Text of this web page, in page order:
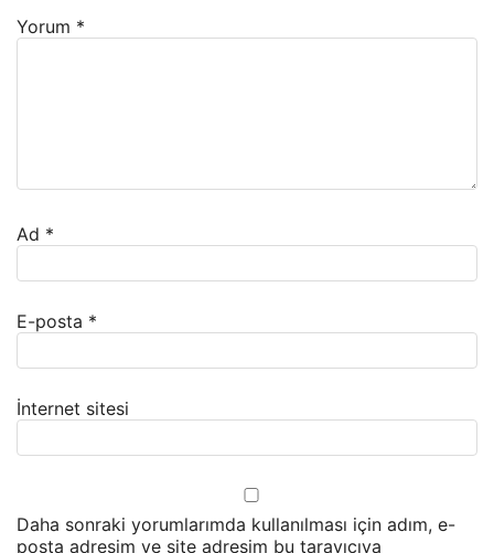
Yorum *
Ad *
E-posta *
İnternet sitesi
Daha sonraki yorumlarımda kullanılması için adım, e-
posta adresim ve site adresim bu tarayıcıya